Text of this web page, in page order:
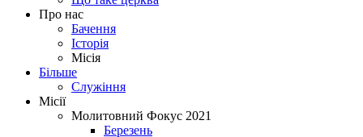
Про нас
Бачення
Історія
Місія
Більше
Служіння
Місії
Молитовний Фокус 2021
Березень